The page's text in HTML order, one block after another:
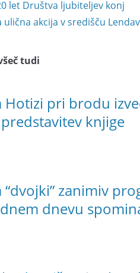
let Društva ljubiteljev konj
ulična akcija v središču
tudi
Hotizi pri brodu
knjige
“dvojki” zanimiv
dnevu